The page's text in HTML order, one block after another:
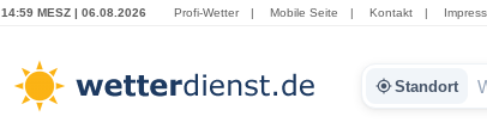
14:59 MESZ | 06.08.2026 Profi-Wetter | Mobile Seite | Kontakt |
Standort